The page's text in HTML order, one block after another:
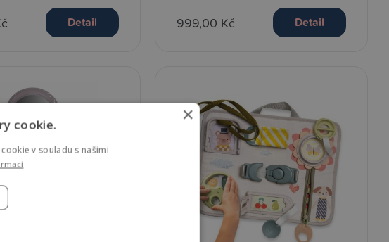
Detail 999,00 Kč Detail
×
cookie.
v souladu s našimi